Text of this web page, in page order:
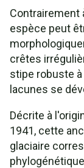
Contrairement
espèce peut
crêtes
stipe robuste
lacunes se
Décrite à
1941, cette
glaciaire